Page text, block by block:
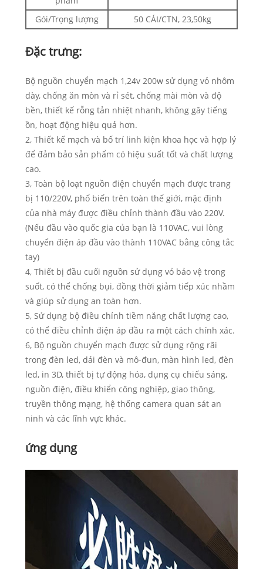
Gói/Trọng lượng
50 CÁI/CTN, 23,50kg
Đặc trưng:
Bộ nguồn chuyển mạch 1,24v 200w sử dụng vỏ nhôm
dày, chống ăn mòn và rỉ sét, chống mài mòn và độ
bền, thiết kế rỗng tản nhiệt nhanh, không gây tiếng
ồn, hoạt động hiệu quả hơn.
2, Thiết kế mạch và bố trí linh kiện khoa học và hợp lý
để đảm bảo sản phẩm có hiệu suất tốt và chất lượng
cao.
3, Toàn bộ loạt nguồn điện chuyển mạch được trang
bị 110/220V, phổ biến trên toàn thế giới, mặc định
của nhà máy được điều chỉnh thành đầu vào 220V.
(Nếu đầu vào quốc gia của bạn là 110VAC, vui lòng
chuyển điện áp đầu vào thành 110VAC bằng công tắc
tay)
4, Thiết bị đầu cuối nguồn sử dụng vỏ bảo vệ trong
suốt, có thể chống bụi, đồng thời giảm tiếp xúc nhầm
và giúp sử dụng an toàn hơn.
5, Sử dụng bộ điều chỉnh tiềm năng chất lượng cao,
có thể điều chỉnh điện áp đầu ra một cách chính xác.
6, Bộ nguồn chuyển mạch được sử dụng rộng rãi
trong đèn led, dải đèn và mô-đun, màn hình led, đèn
led, in 3D, thiết bị tự động hóa, dụng cụ chiếu sáng,
nguồn điện, điều khiển công nghiệp, giao thông,
truyền thông mạng, hệ thống camera quan sát an
ninh và các lĩnh vực khác.
ứng dụng